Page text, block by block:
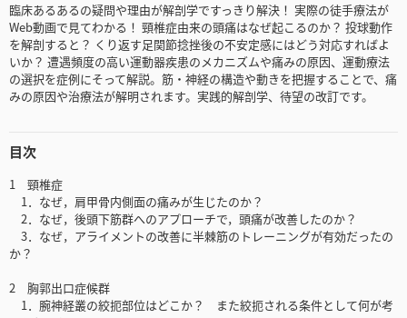
臨床あるあるの疑問や理由が解剖学ですっきり解決！ 実際の徒手療法が
Web動画で見てわかる！ 頸椎症由来の頭痛はなぜ起こるのか？ 投球動作
を解剖すると？ くり返す足関節捻挫後の不安定感にはどう対応すればよ
いか？ 遭遇頻度の高い運動器疾患のメカニズムや痛みの原因、運動療法
の選択を症例にそって解説。筋・神経の構造や動きを把握することで、痛
みの原因や治療法が解明されます。実践的解剖学、待望の改訂です。
目次
1 頸椎症
1．なぜ，肩甲骨内側面の痛みが生じたのか？
2．なぜ，後頭下筋群へのアプローチで，頭痛が改善したのか？
3．なぜ，アライメントの改善に半棘筋のトレーニングが有効だったの
か？
2 胸郭出口症候群
1．腕神経叢の絞扼部位はどこか？ また絞扼される条件として何が考